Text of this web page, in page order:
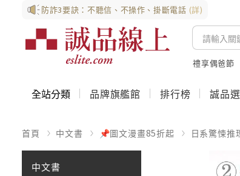
防詐3要訣：不聽信、不操作、掛斷電話 (詳)
禮享偶爸節
全站分類 品牌旗艦館 排行榜 誠品
首頁 中文書 📌圖文漫畫85折起 日系驚悚推
中文書